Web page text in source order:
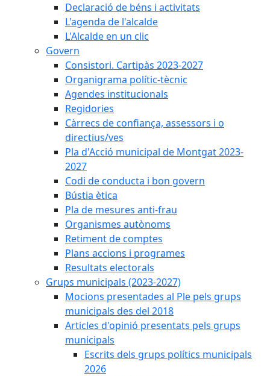
Declaració de béns i activitats
L'agenda de l'alcalde
L'Alcalde en un clic
Govern
Consistori. Cartipàs 2023-2027
Organigrama polític-tècnic
Agendes institucionals
Regidories
Càrrecs de confiança, assessors i o
directius/ves
Pla d'Acció municipal de Montgat 2023-
2027
Codi de conducta i bon govern
Bústia ètica
Pla de mesures anti-frau
Organismes autònoms
Retiment de comptes
Plans accions i programes
Resultats electorals
Grups municipals (2023-2027)
Mocions presentades al Ple pels grups
municipals des del 2018
Articles d'opinió presentats pels grups
municipals
Escrits dels grups polítics municipals
2026